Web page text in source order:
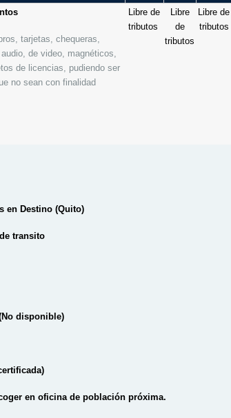
tarjetas, chequeras,
de video, magnéticos,
de licencias, pudiendo ser
no sean con finalidad
Libre de
tributos
Libre
de
tributos
Libre de
tributos
en Destino (Quito)
transito
disponible)
en oficina de población próxima.